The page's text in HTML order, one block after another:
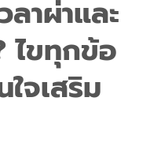
ลาผ่าและ
ไขทุกข้อ
จเสริม